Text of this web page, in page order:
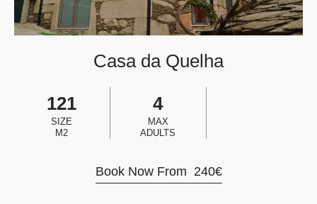
Casa da Quelha
121
SIZE
M2
4
MAX
ADULTS
Book Now From 240€